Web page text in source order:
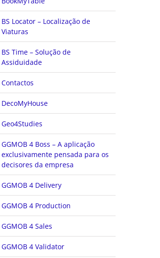
BS Locator – Localização de
Viaturas
BS Time – Solução de
Assiduidade
Contactos
DecoMyHouse
Geo4Studies
GGMOB 4 Boss – A aplicação
exclusivamente pensada para os
decisores da empresa
GGMOB 4 Delivery
GGMOB 4 Production
GGMOB 4 Sales
GGMOB 4 Validator